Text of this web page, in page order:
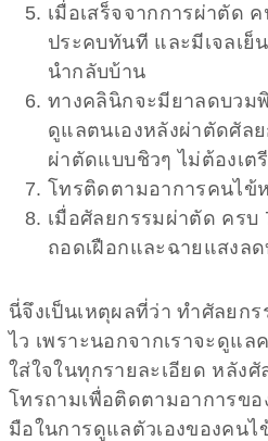
เมื่อเสร็จจากการผ่าตัด
ประคบทันที และมีเจลเย็
นำกลับบ้าน
ทางคลินิกจะมียาลดบวม
ดูแลตนเองหลังผ่าตัดศัล
ผ่าตัดแบบชิวๆ ไม่ต้องเต
โทรติดตามอาการคนไข้
เมื่อศัลยกรรมผ่าตัด ครบ
ถอดเฝือกและฉายแสงล
นี่จึงเป็นเหตุผลที่ว่า ทำศัลยก
ไว เพราะนอกจากเราจะดูแ
ใส่ใจในทุกรายละเอียด หลัง
โทรถามเพื่อติดตามอาการข
มือในการดูแลตัวเองของคน